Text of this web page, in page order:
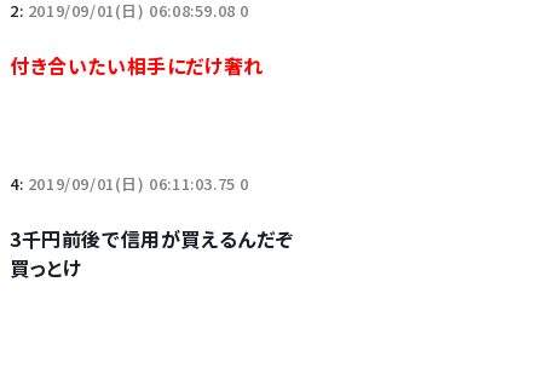
2: 2019/09/01(日) 06:08:59.08 0
付き合いたい相手にだけ奢れ
4: 2019/09/01(日) 06:11:03.75 0
3千円前後で信用が買えるんだぞ
買っとけ